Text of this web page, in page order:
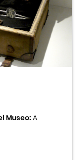
Museo:A